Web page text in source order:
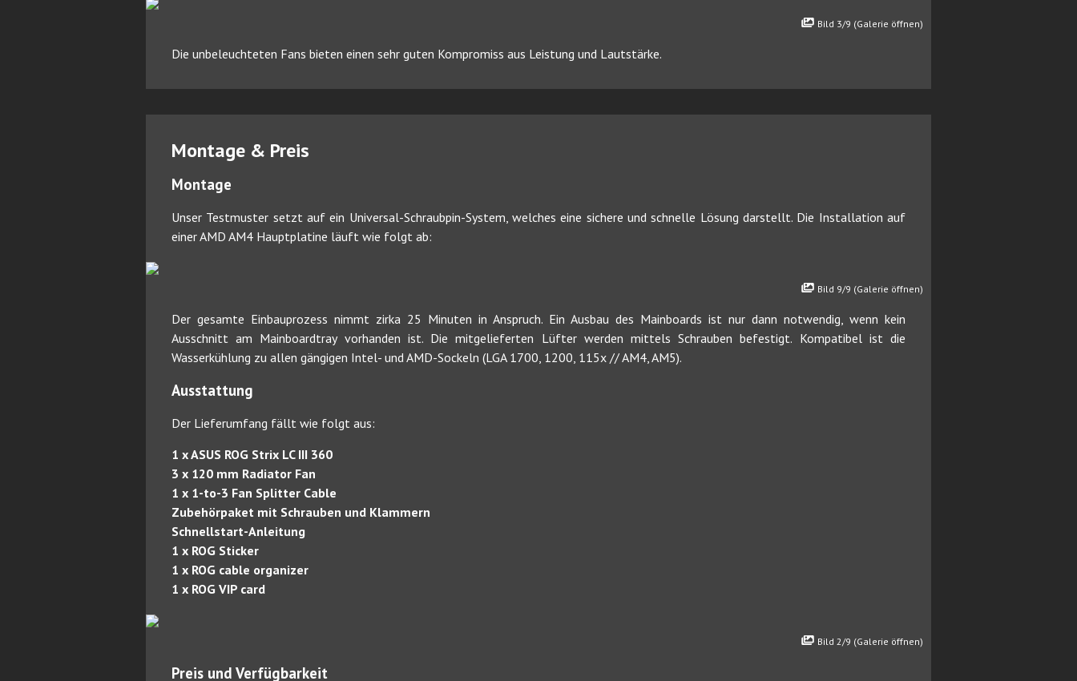
Bild 3/9 (Galerie öffnen)
Die unbeleuchteten Fans bieten einen sehr guten Kompromiss aus Leistung und Lautstärke.
Montage & Preis
Montage
Unser Testmuster setzt auf ein Universal-Schraubpin-System, welches eine sichere und schnelle Lösung darstellt. Die Installation auf
einer AMD AM4 Hauptplatine läuft wie folgt ab:
Bild 9/9 (Galerie öffnen)
Der gesamte Einbauprozess nimmt zirka 25 Minuten in Anspruch. Ein Ausbau des Mainboards ist nur dann notwendig, wenn kein
Ausschnitt am Mainboardtray vorhanden ist. Die mitgelieferten Lüfter werden mittels Schrauben befestigt. Kompatibel ist die
Wasserkühlung zu allen gängigen Intel- und AMD-Sockeln (LGA 1700, 1200, 115x // AM4, AM5).
Ausstattung
Der Lieferumfang fällt wie folgt aus:
1 x ASUS ROG Strix LC III 360
3 x 120 mm Radiator Fan
1 x 1-to-3 Fan Splitter Cable
Zubehörpaket mit Schrauben und Klammern
Schnellstart-Anleitung
1 x ROG Sticker
1 x ROG cable organizer
1 x ROG VIP card
Bild 2/9 (Galerie öffnen)
Preis und Verfügbarkeit